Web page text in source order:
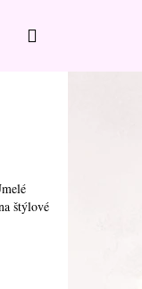
Nákupný
štýlové